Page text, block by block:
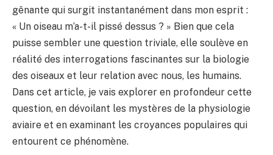
gênante qui surgit instantanément dans mon esprit :
« Un oiseau m’a-t-il pissé dessus ? » Bien que cela
puisse sembler une question triviale, elle soulève en
réalité des interrogations fascinantes sur la biologie
des oiseaux et leur relation avec nous, les humains.
Dans cet article, je vais explorer en profondeur cette
question, en dévoilant les mystères de la physiologie
aviaire et en examinant les croyances populaires qui
entourent ce phénomène.